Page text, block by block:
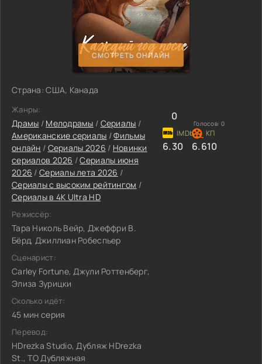
СМОТРЕТЬ ОНЛАЙН
Страна: США, Канада
Жанры:
Драмы / Мелодрамы / Сериалы /
Американские сериалы /Фильмы
онлайн / Сериалы 2026 / Новинки
сериалов 2026 /Сериалы июня
2026 / Сериалы лета 2026 /
Сериалы с высоким рейтингом /
Сериалы в 4K Ultra HD
Режиссёр:
Тара Николь Вейр, Джеффри В.
Бёрд, Джиллиан Робеспьер
Сценарист:
Carley Fortune, Джули Роттенберг,
Элиза Зурицки
Сколько идёт:
45 мин серия
Перевод:
HDrezka Studio, Дубляж HDrezka
St., ТО Дубляжная
0
Голосов: 0
6.30 6.610